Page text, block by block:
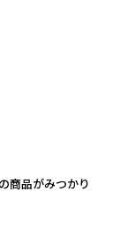
商品がみつかり